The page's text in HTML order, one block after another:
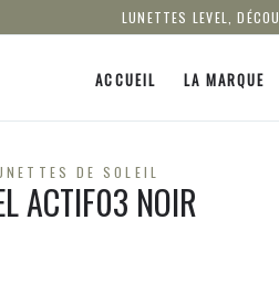
LUNETTES LEVEL,
ACCUEIL LA MARQUE
DE SOLEIL
ACTIF03 NOIR